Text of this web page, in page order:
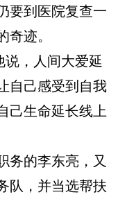
要到医院复查一
迹。
，人间大爱延
自己感受到自我
己生命延长线上
的李东亮，又
队，并当选帮扶